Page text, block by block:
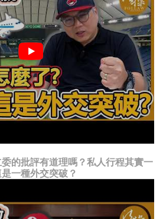
的批評有道理嗎？私人行程其實一
一種外交突破？